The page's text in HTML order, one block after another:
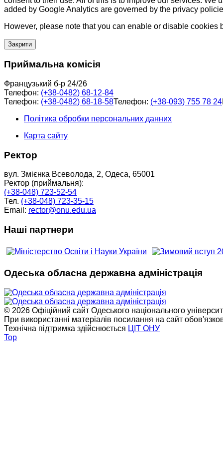
added by Google Analytics are governed by the privacy
However, please note that you can enable or disable cookies
Закрити
Приймальна комісія
Французький б-р 24/26
Телефон: (+38-0482) 68-12-84
Телефон: (+38-0482) 68-18-58Телефон: (+38-093) 755 78 24
Політика обробки персональних данних
Карта сайту
Ректор
вул. Змієнка Всеволода, 2, Одеса, 65001
Ректор (приймальня):
(+38-048) 723-52-54
Тел. (+38-048) 723-35-15
Email: rector@onu.edu.ua
Наші партнери
Одеська обласна державна адміністрація
© 2026 Офіційний сайт Одеського національного
При використанні матеріалів посилання на сайт
Технічна підтримка здійснюється ЦІТ ОНУ
Top